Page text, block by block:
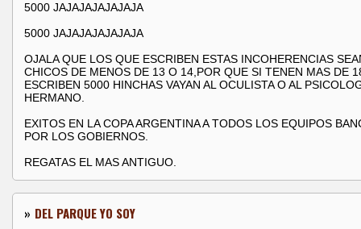
5000 JAJAJAJAJAJAJA
5000 JAJAJAJAJAJAJA
OJALA QUE LOS QUE ESCRIBEN ESTAS INCOHERENCIAS
CHICOS DE MENOS DE 13 O 14,POR QUE SI TENEN MAS DE
ESCRIBEN 5000 HINCHAS VAYAN AL OCULISTA O AL
HERMANO.
EXITOS EN LA COPA ARGENTINA A TODOS LOS EQUIPOS
POR LOS GOBIERNOS.
REGATAS EL MAS ANTIGUO.
» DEL PARQUE YO SOY